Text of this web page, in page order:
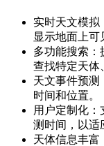
实时天文模拟
显示地面上可
多功能搜索：
查找特定天体
天文事件预测
时间和位置。
用户定制化
测时间，以适
天体信息丰富